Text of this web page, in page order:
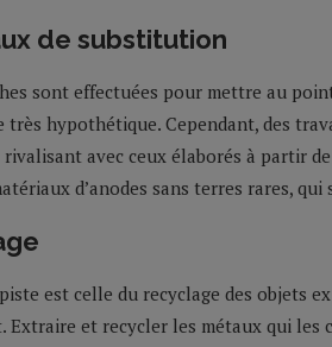
de substitution
sont effectuées pour mettre au
très hypothétique. Cependant, des
avec ceux élaborés à partir
d’anodes sans terres rares,
est celle du recyclage des objets
Extraire et recycler les métaux qui les